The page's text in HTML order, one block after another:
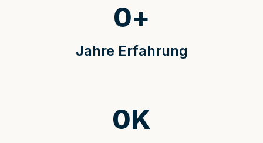
Jahre Erfahrung
0+
0K